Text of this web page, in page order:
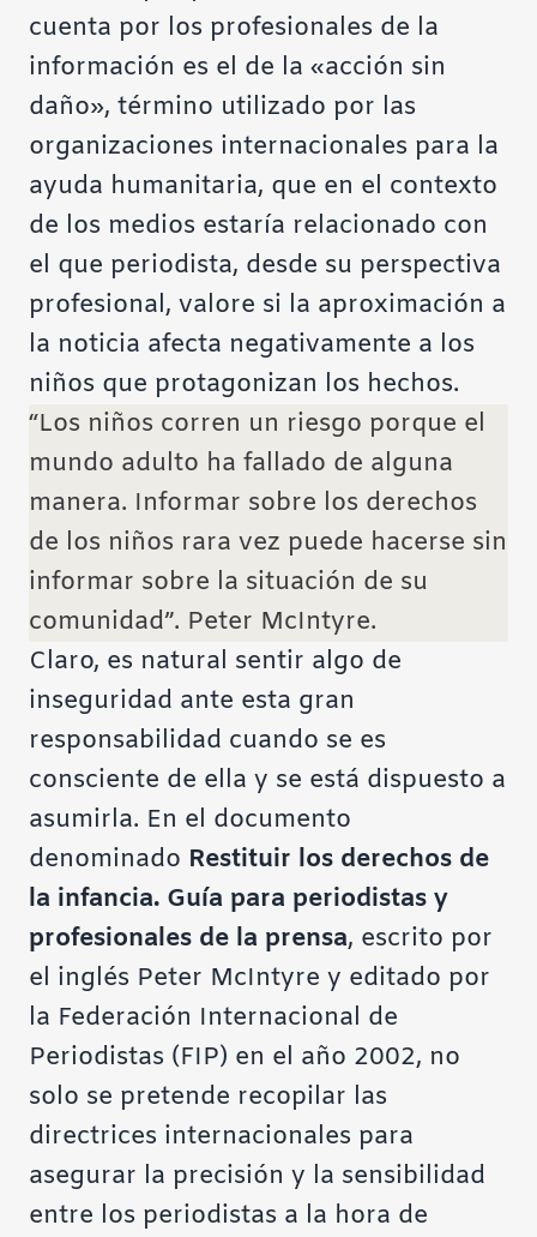
cuenta por los profesionales de la
información es el de la «acción sin
daño», término utilizado por las
organizaciones internacionales para la
ayuda humanitaria, que en el contexto
de los medios estaría relacionado con
el que periodista, desde su perspectiva
profesional, valore si la aproximación a
la noticia afecta negativamente a los
niños que protagonizan los hechos.
“Los niños corren un riesgo porque el
mundo adulto ha fallado de alguna
manera. Informar sobre los derechos
de los niños rara vez puede hacerse sin
informar sobre la situación de su
comunidad”. Peter McIntyre.
Claro, es natural sentir algo de
inseguridad ante esta gran
responsabilidad cuando se es
consciente de ella y se está dispuesto a
asumirla. En el documento
denominado Restituir los derechos de
la infancia. Guía para periodistas y
profesionales de la prensa, escrito por
el inglés Peter McIntyre y editado por
la Federación Internacional de
Periodistas (FIP) en el año 2002, no
solo se pretende recopilar las
directrices internacionales para
asegurar la precisión y la sensibilidad
entre los periodistas a la hora de